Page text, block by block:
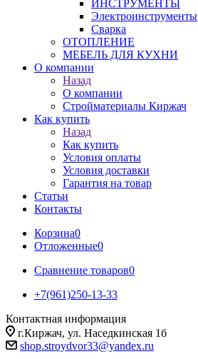
ИНСТРУМЕНТЫ
Электроинструменты
Сварка
ОТОПЛЕНИЕ
МЕБЕЛЬ ДЛЯ КУХНИ
О компании
Назад
О компании
Стройматериалы Киржач
Как купить
Назад
Как купить
Условия оплаты
Условия доставки
Гарантия на товар
Статьи
Контакты
Корзина0
Отложенные0
Сравнение товаров0
+7(961)250-13-33
Контактная информация
г.Киржач, ул. Наседкинская 1б
shop.stroydvor33@yandex.ru